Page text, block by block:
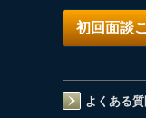
初回面談
よくある質